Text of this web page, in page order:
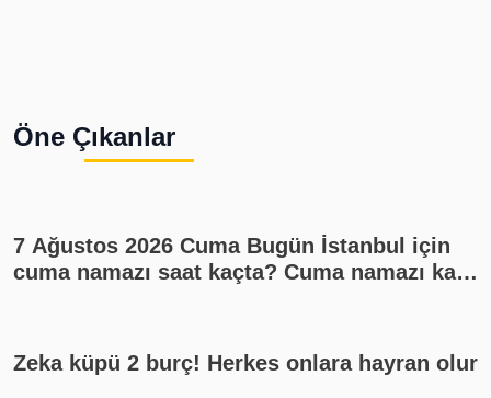
Öne Çıkanlar
7 Ağustos 2026 Cuma Bugün İstanbul için
cuma namazı saat kaçta? Cuma namazı kaç
Zeka küpü 2 burç! Herkes onlara hayran olur